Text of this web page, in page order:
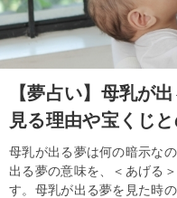
【夢占い】母乳が
見る理由や宝くじ
母乳が出る夢は何の暗示な
出る夢の意味を、＜あげる
す。母乳が出る夢を見た時